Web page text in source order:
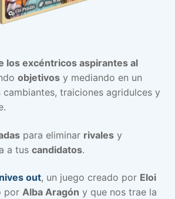
los excéntricos aspirantes al
objetivos y mediando en un
cambiantes, traiciones agridulces y
para eliminar rivales y
a tus candidatos.
out, un juego creado por Eloi
por Alba Aragón y que nos trae la